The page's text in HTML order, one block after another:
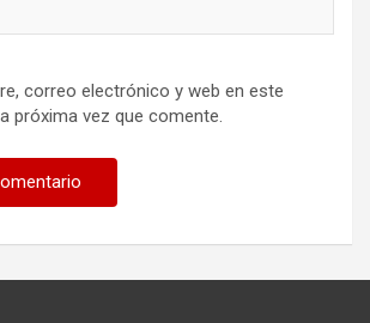
correo electrónico y web en este
próxima vez que comente.